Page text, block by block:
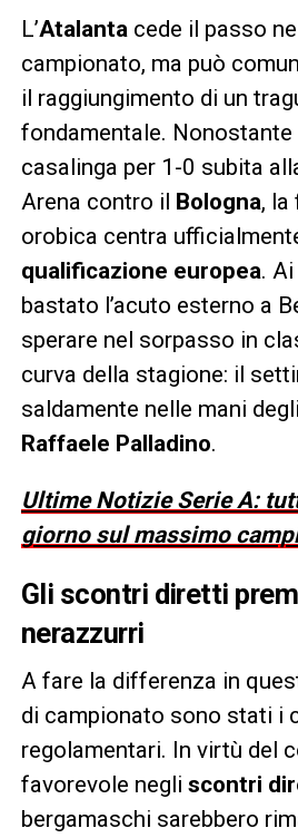
L’Atalanta cede il passo
campionato, ma può
il raggiungimento di un
fondamentale.
casalinga per 1-0 subita
Arena contro il Bologna, la
orobica centra
qualificazione europea.
bastato l’acuto esterno a
sperare nel sorpasso in
curva della stagione: il
saldamente nelle mani
Raffaele Palladino.
Ultime Notizie Serie A:
giorno sul massimo
Gli scontri diretti
nerazzurri
A fare la differenza in
di campionato sono stati i
regolamentari. In virtù del
favorevole negli scontri
bergamaschi sarebbero